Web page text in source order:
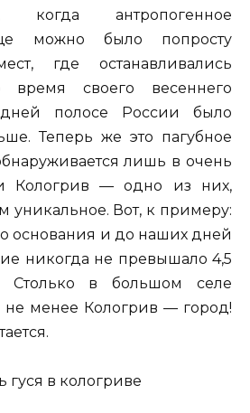
антропогенное
можно было попросту
где останавливались
своего весеннего
полосе России было
Теперь же это пагубное
лишь в очень
Кологрив — одно из них,
уникальное. Вот, к примеру:
основания и до наших дней
никогда не превышало 4,5
Столько в большом селе
не менее Кологрив — город!